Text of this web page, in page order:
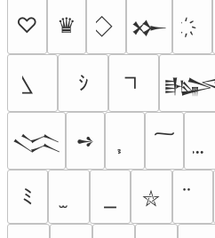
♡ ♛ 𒁍
ｼ
𒈱 ➺
ﾐ ⛥